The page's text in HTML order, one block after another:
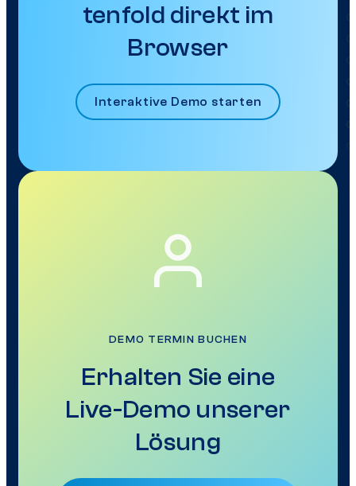
tenfold direkt im
Browser
Interaktive Demo starten
DEMO TERMIN BUCHEN
Erhalten Sie eine
Live-Demo unserer
Lösung